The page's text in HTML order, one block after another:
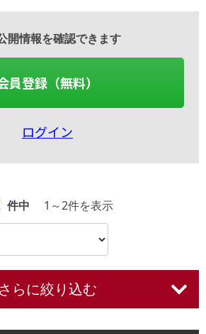
開情報を確認できます
員登録（無料）
ログイン
件中 1 ～2件を表示
さらに絞り込む